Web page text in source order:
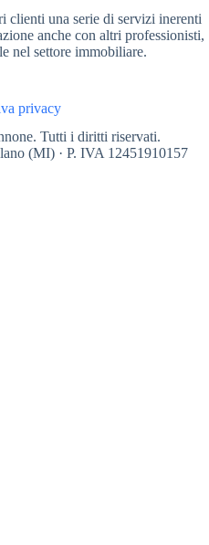
clienti una serie di servizi inerenti
anche con altri professionisti,
nel settore immobiliare.
privacy
Tutti i diritti riservati.
(MI) · P. IVA 12451910157